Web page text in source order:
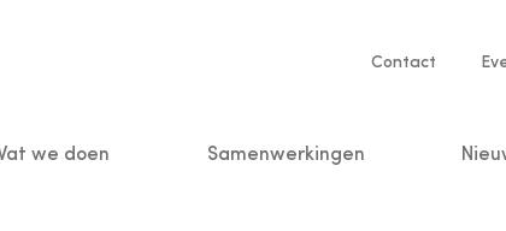
Service
Contact
we doen Samenwerkingen